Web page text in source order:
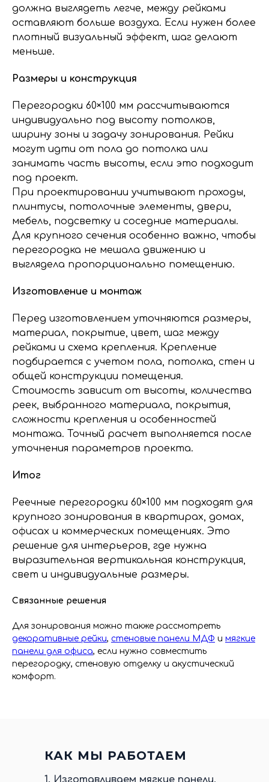
должна выглядеть легче, между рейками
оставляют больше воздуха. Если нужен более
плотный визуальный эффект, шаг делают
меньше.
Размеры и конструкция
Перегородки 60×100 мм рассчитываются
индивидуально под высоту потолков,
ширину зоны и задачу зонирования. Рейки
могут идти от пола до потолка или
занимать часть высоты, если это подходит
под проект.
При проектировании учитывают проходы,
плинтусы, потолочные элементы, двери,
мебель, подсветку и соседние материалы.
Для крупного сечения особенно важно, чтобы
перегородка не мешала движению и
выглядела пропорционально помещению.
Изготовление и монтаж
Перед изготовлением уточняются размеры,
материал, покрытие, цвет, шаг между
рейками и схема крепления. Крепление
подбирается с учетом пола, потолка, стен и
общей конструкции помещения.
Стоимость зависит от высоты, количества
реек, выбранного материала, покрытия,
сложности крепления и особенностей
монтажа. Точный расчет выполняется после
уточнения параметров проекта.
Итог
Реечные перегородки 60×100 мм подходят для
крупного зонирования в квартирах, домах,
офисах и коммерческих помещениях. Это
решение для интерьеров, где нужна
выразительная вертикальная конструкция,
свет и индивидуальные размеры.
Связанные решения
Для зонирования можно также рассмотреть
декоративные рейки, стеновые панели МДФ и мягкие
панели для офиса, если нужно совместить
перегородку, стеновую отделку и акустический
комфорт.
КАК МЫ РАБОТАЕМ
1. Изготавливаем мягкие панели,